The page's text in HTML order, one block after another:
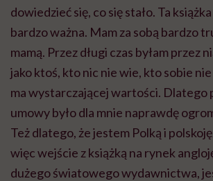
dowiedzieć się, co się stało. Ta
bardzo ważna. Mam za sobą bardzo
mamą. Przez długi czas byłam przez
jako ktoś, kto nic nie wie, kto sobie
ma wystarczającej wartości. Dlatego
umowy było dla mnie naprawdę
Też dlatego, że jestem Polką i
więc wejście z książką na rynek
dużego światowego wydawnictwa,